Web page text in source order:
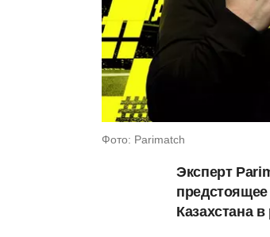
Фото: Parimatch
Эксперт
Казахстана